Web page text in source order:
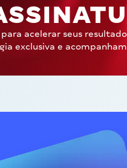
acelerar seus
exclusiva e